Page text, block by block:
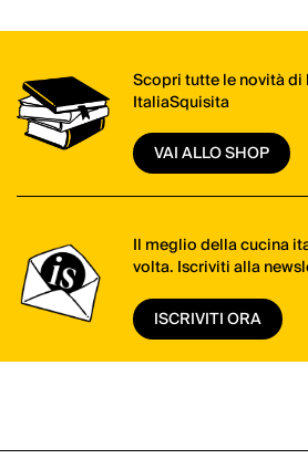
Scopri tutte le novità
ItaliaSquisita
VAI ALLO SHOP
Il meglio della cucina
volta. Iscriviti alla
ISCRIVITI ORA